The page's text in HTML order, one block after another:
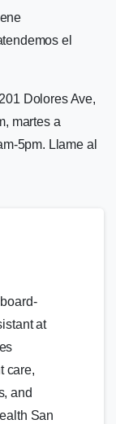
el
Dolores Ave,
martes a
5pm. Llame al
at
care,
and
San